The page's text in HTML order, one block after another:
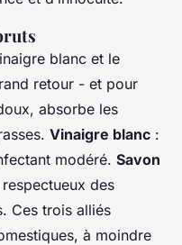
blanc et le
retour - et pour
absorbe les
Vinaigre blanc :
modéré. Savon
des
Ces trois alliés
à moindre